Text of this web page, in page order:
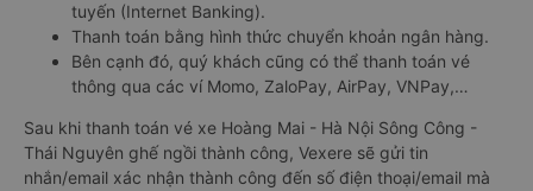
tuyến (Internet Banking).
Thanh toán bằng hình thức chuyển khoản ngân hàng.
Bên cạnh đó, quý khách cũng có thể thanh toán vé
thông qua các ví Momo, ZaloPay, AirPay, VNPay,…
Sau khi thanh toán vé xe Hoàng Mai - Hà Nội Sông Công -
Thái Nguyên ghế ngồi thành công, Vexere sẽ gửi tin
nhắn/email xác nhận thành công đến số điện thoại/email mà